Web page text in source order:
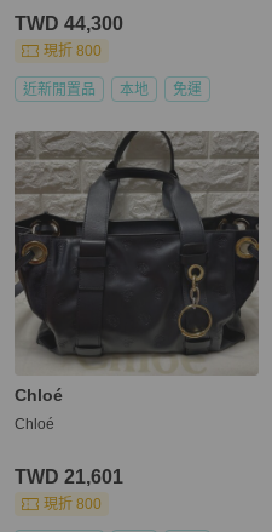
TWD 44,300
現折 800
近新閒置品 本地 免運
Chloé
Chloé
TWD 21,601
現折 800